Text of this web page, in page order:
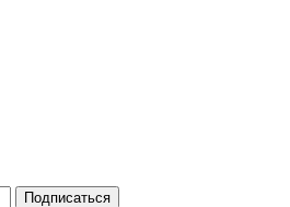
Подписаться